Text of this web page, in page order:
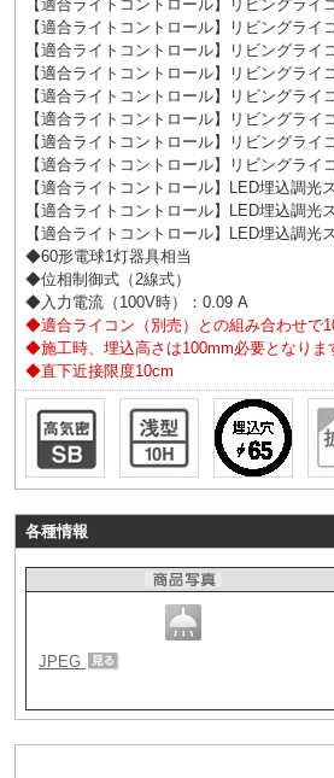
【適合ライトコントロール】リビングライ
【適合ライトコントロール】リビングライ
【適合ライトコントロール】リビングライ
【適合ライトコントロール】リビングライ
【適合ライトコントロール】リビングライ
【適合ライトコントロール】リビングライ
【適合ライトコントロール】リビングライ
【適合ライトコントロール】リビングライ
【適合ライトコントロール】LED埋込調光
【適合ライトコントロール】LED埋込調光
【適合ライトコントロール】LED埋込調光
◆60形電球1灯器具相当
◆位相制御式（2線式）
◆入力電流（100V時）：0.09 A
◆適合ライコン（別売）との組み合わせで
◆施工時、埋込高さは100mm必要となりま
◆直下近接限度10cm
各種情報
JPEG